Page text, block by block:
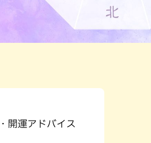
開運アドバイス